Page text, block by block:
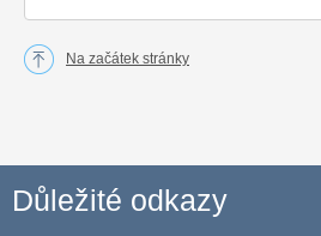
Na začátek stránky
Důležité odkazy